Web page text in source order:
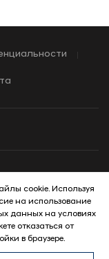
cookie. Используя
на использование
данных на условиях
отказаться от
в браузере.